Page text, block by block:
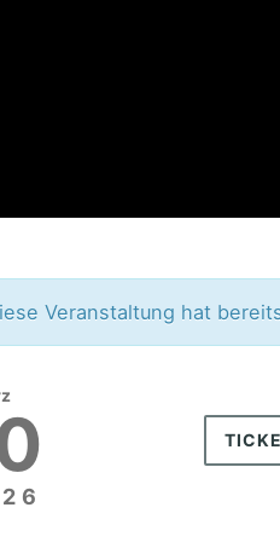
Veranstaltung hat